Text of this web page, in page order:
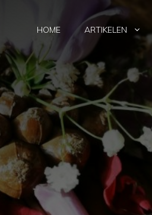
HOME ARTIKELEN